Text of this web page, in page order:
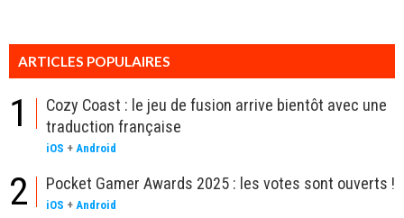
ARTICLES POPULAIRES
1
Cozy Coast : le jeu de fusion arrive bientôt avec une
traduction française
iOS + Android
2 Pocket Gamer Awards 2025 : les votes sont ouverts !
iOS + Android